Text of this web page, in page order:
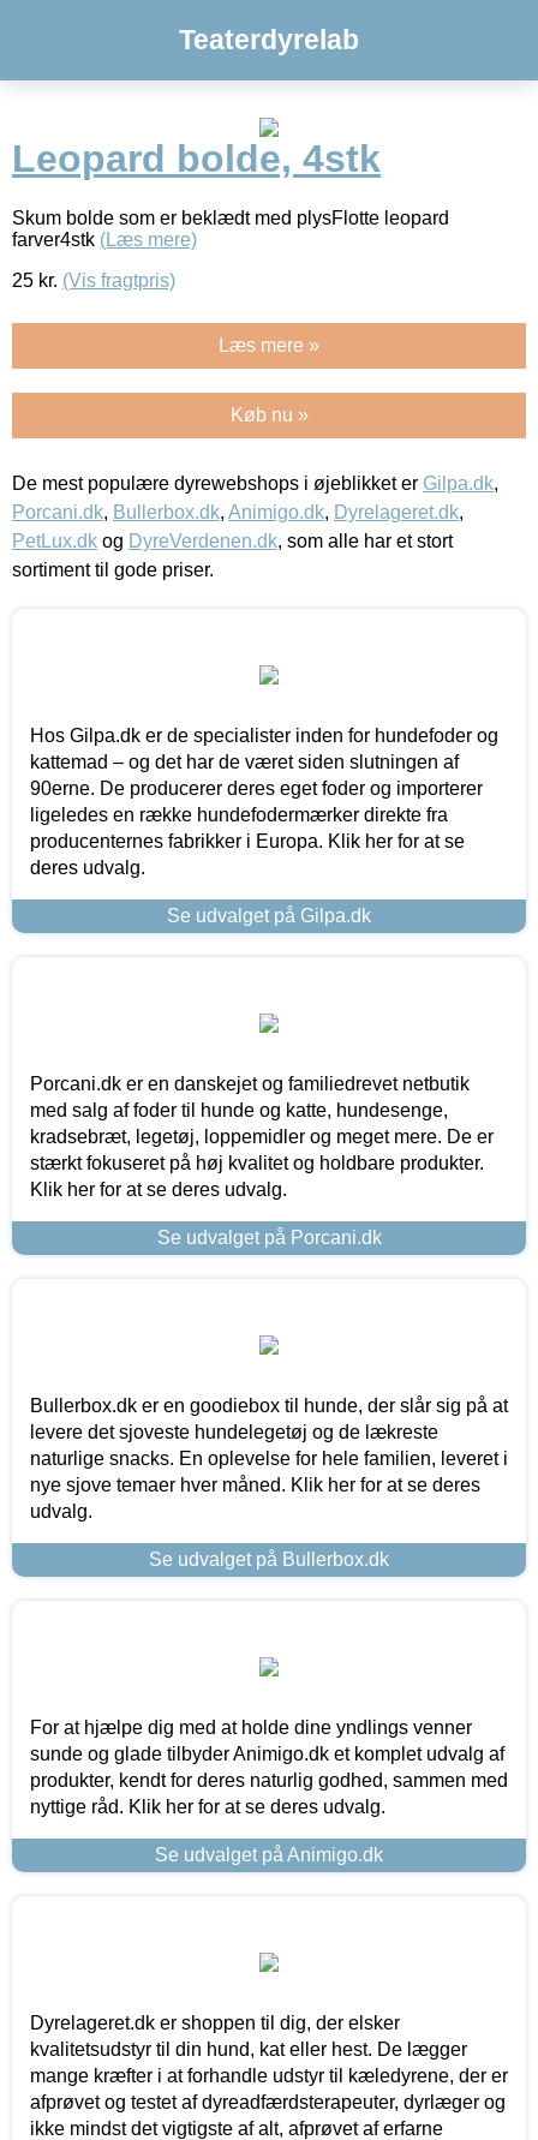
Teaterdyrelab
Leopard bolde, 4stk
Skum bolde som er beklædt med plysFlotte leopard
farver4stk (Læs mere)
25 kr. (Vis fragtpris)
Læs mere »
Køb nu »
De mest populære dyrewebshops i øjeblikket er Gilpa.dk,
Porcani.dk, Bullerbox.dk, Animigo.dk, Dyrelageret.dk,
PetLux.dk og DyreVerdenen.dk, som alle har et stort
sortiment til gode priser.
Hos Gilpa.dk er de specialister inden for hundefoder og
kattemad – og det har de været siden slutningen af
90erne. De producerer deres eget foder og importerer
ligeledes en række hundefodermærker direkte fra
producenternes fabrikker i Europa. Klik her for at se
deres udvalg.
Se udvalget på Gilpa.dk
Porcani.dk er en danskejet og familiedrevet netbutik
med salg af foder til hunde og katte, hundesenge,
kradsebræt, legetøj, loppemidler og meget mere. De er
stærkt fokuseret på høj kvalitet og holdbare produkter.
Klik her for at se deres udvalg.
Se udvalget på Porcani.dk
Bullerbox.dk er en goodiebox til hunde, der slår sig på at
levere det sjoveste hundelegetøj og de lækreste
naturlige snacks. En oplevelse for hele familien, leveret i
nye sjove temaer hver måned. Klik her for at se deres
udvalg.
Se udvalget på Bullerbox.dk
For at hjælpe dig med at holde dine yndlings venner
sunde og glade tilbyder Animigo.dk et komplet udvalg af
produkter, kendt for deres naturlig godhed, sammen med
nyttige råd. Klik her for at se deres udvalg.
Se udvalget på Animigo.dk
Dyrelageret.dk er shoppen til dig, der elsker
kvalitetsudstyr til din hund, kat eller hest. De lægger
mange kræfter i at forhandle udstyr til kæledyrene, der er
afprøvet og testet af dyreadfærdsterapeuter, dyrlæger og
ikke mindst det vigtigste af alt, afprøvet af erfarne